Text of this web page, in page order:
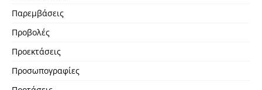
Παρεμβάσεις
Προβολές
Προεκτάσεις
Προσωπογραφίες